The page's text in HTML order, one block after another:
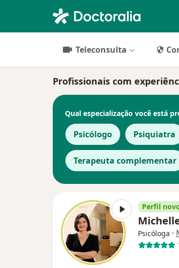
Teleconsulta
Profissionais com
Qual especialização você está
Psicólogo Psiquiatra
Terapeuta complementar
Perfil
Psicóloga ·